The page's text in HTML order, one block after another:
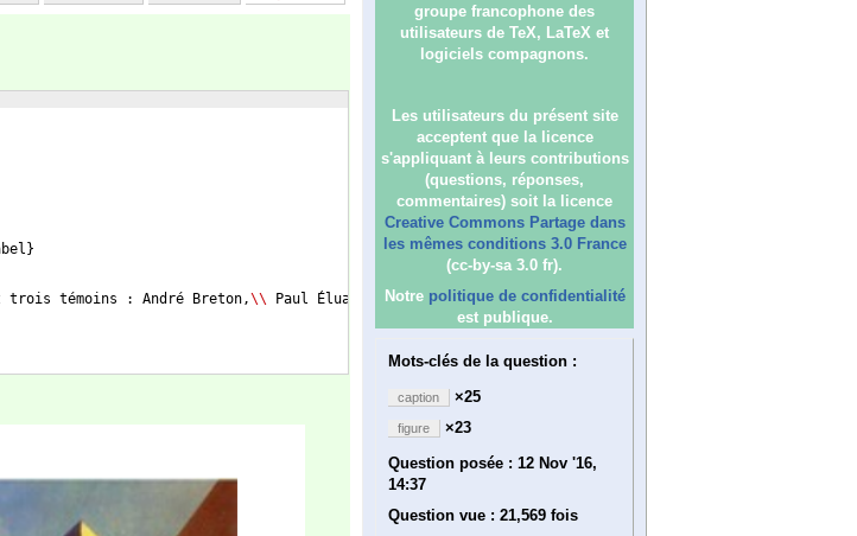
}
trois témoins : André Breton,\\ Paul Éluard et le peintre. \enspace \emph{Max Ernst
groupe francophone des
utilisateurs de TeX, LaTeX et
logiciels compagnons.
Les utilisateurs du présent site
acceptent que la licence
s'appliquant à leurs contributions
(questions, réponses,
commentaires) soit la licence
Creative Commons Partage dans
les mêmes conditions 3.0 France
(cc-by-sa 3.0 fr).
Notre politique de confidentialité
est publique.
Mots-clés de la question :
caption ×25
figure
×23
Question posée : 12 Nov '16,
14:37
Question vue : 21,569 fois